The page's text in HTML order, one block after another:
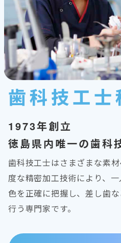
歯科技工士
1973年創立
徳島県内唯一の歯科
歯科技工士はさまざまな素
度な精密加工技術により、
色を正確に把握し、差し歯
行う専門家です。